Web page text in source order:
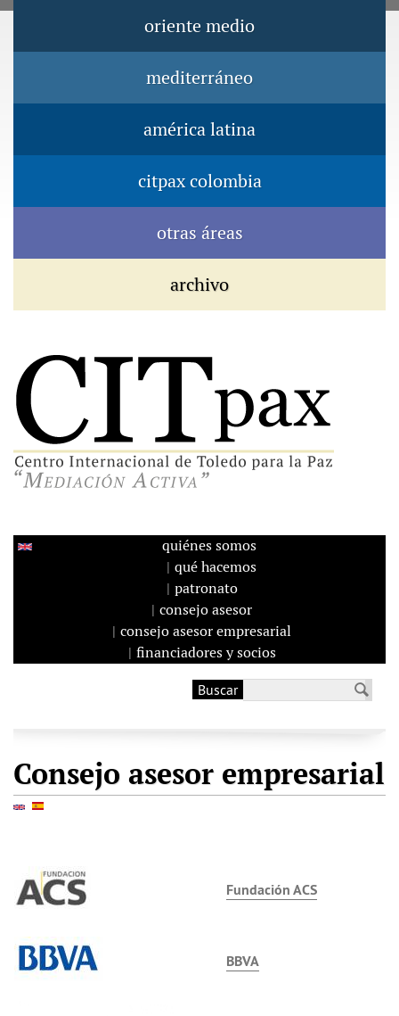
Jump to navigation
Menú principal
oriente medio
mediterráneo
américa latina
citpax colombia
otras áreas
archivo
quiénes somos
qué hacemos
patronato
consejo asesor
consejo asesor empresarial
financiadores y socios
búsqueda
Buscar
Consejo asesor empresarial
Fundación ACS
BBVA